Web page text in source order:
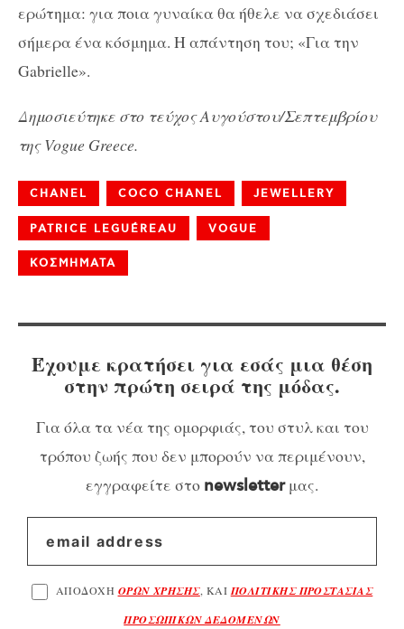
ερώτημα: για ποια γυναίκα θα ήθελε να σχεδιάσει
σήμερα ένα κόσμημα. Η απάντηση του; «Για την
Gabrielle».
Δημοσιεύτηκε στο τεύχος Αυγούστου/Σεπτεμβρίου
της Vogue Greece.
CHANEL COCO CHANEL JEWELLERY
PATRICE LEGUÉREAU VOGUE
ΚΟΣΜΗΜΑΤΑ
Έχουμε κρατήσει για εσάς μια θέση
στην πρώτη σειρά της μόδας.
Για όλα τα νέα της ομορφιάς, του στυλ και του
τρόπου ζωής που δεν μπορούν να περιμένουν,
εγγραφείτε στο newsletterμας.
ΑΠΟΔΟΧΗ ΟΡΩΝ ΧΡΗΣΗΣ, ΚΑΙΠΟΛΙΤΙΚΗΣ ΠΡΟΣΤΑΣΙΑΣ
ΠΡΟΣΩΠΙΚΩΝ ΔΕΔΟΜΕΝΩΝ